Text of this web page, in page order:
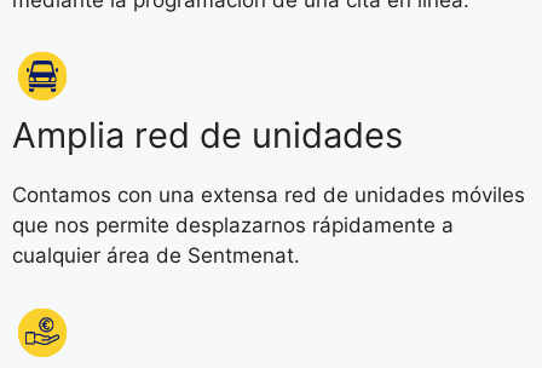
Amplia red de unidades
Contamos con una extensa red de unidades móviles
que nos permite desplazarnos rápidamente a
cualquier área de Sentmenat.